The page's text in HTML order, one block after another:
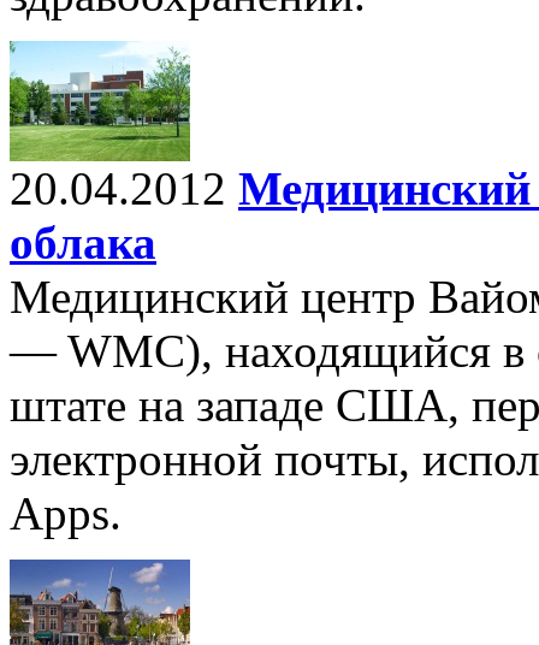
20.04.2012
облака
Медицинский центр
— WMC), находящийся в
штате на западе США,
электронной почты,
Apps.